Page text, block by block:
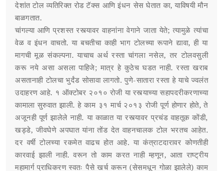
देशांत टोल व्यतिरिक्त रोड टॅक्स आणि इंधन सेस घेतात का, याविषयी मौन
बाळगतात.
चांगल्या आणि प्रशस्त रस्त्यावर वाहनांना वेगाने जाता येते; त्यामुळे त्यांचा
वेळ व इंधन वाचतो. या बचतीचा काही भाग टोलच्या रूपाने द्यावा, ही या
मागची मूळ संकल्पना. याचाच अर्थ रस्ता चांगला नसेल, तर टोलवसुली
करू नये असा असला पाहिजे; मात्र हे कुठेच घडत नाही. रस्ता खराब
असतानाही टोलचा भुर्दंड सोसावा लागतो. पुणे-सातारा रस्ता हे याचे ज्वलंत
उदाहरण आहे. १ ऑक्टोबर २०१० रोजी या रस्त्याच्या सहापदरीकरणाच्या
कामाला सुरुवात झाली. हे काम ३१ मार्च २०१३ रोजी पूर्ण होणार होते, ते
अजूनही पूर्ण झालेले नाही. या काळात या रस्त्यावर प्रचंड वाहतूक कोंडी,
खड्डे, जीवघेणे अपघात यांना तोंड देत वाहनचालक टोल भरतच आहेत.
दर वर्षी टोलच्या रकमेत वाढच होत आहे. या कंत्राटदारावर कोणतीही
कारवाई झाली नाही. वरून तो काम करत नाही म्हणून, आता राष्ट्रीय
महामार्ग प्राधिकरण स्वतः पैसे खर्च करून (सेसमधून गोळा झालेले) काम